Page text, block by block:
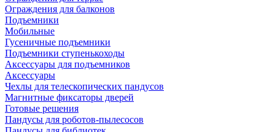
Ограждения для балконов
Подъемники
Мобильные
Гусеничные подъемники
Подъемники ступенькоходы
Аксессуары для подъемников
Аксессуары
Чехлы для телескопических пандусов
Магнитные фиксаторы дверей
Готовые решения
Пандусы для роботов-пылесосов